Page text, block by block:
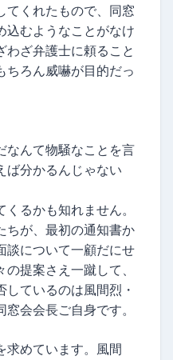
てくれたもので、同窓
込むようなことがなけ
わざ弁護士に頼ること
ちろん威嚇が目的だっ
なんて物騒なことを言
ば分かるんじゃない
るかも知れません。
ちが、最初の通知書か
談について一顧だにせ
提案さえ一蹴して、
ているのは風間烈・
会会長ご自身です。
求めています。風間